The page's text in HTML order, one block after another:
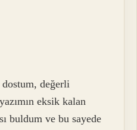
değerli
eksik kalan
buldum ve bu sayede